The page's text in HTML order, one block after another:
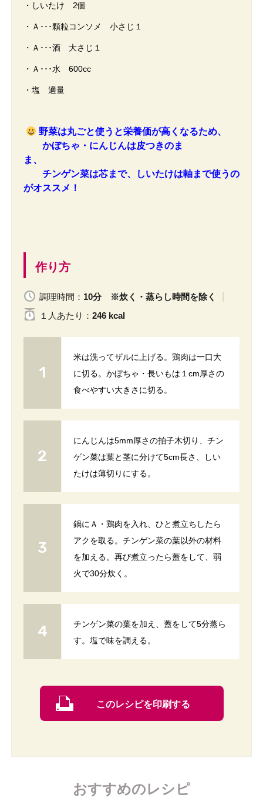
・しいたけ 2個
・Ａ･･･顆粒コンソメ 小さじ１
・Ａ･･･酒 大さじ１
・Ａ･･･水 600cc
・塩 適量
野菜は丸ごと使うと栄養価が高くなるため、
かぼちゃ・にんじんは皮つきのま
ま、
チンゲン菜は芯まで、しいたけは軸まで使うの
がオススメ！
作り方
調理時間： 10分 ※炊く・蒸らし時間を除く
１人 あたり ： 246 kcal
米は洗ってザルに上げる。鶏肉は一口大
に切る。かぼちゃ・長いもは１cm厚さの
食べやすい大きさに切る。
にんじんは5mm厚さの拍子木切り、チン
ゲン菜は葉と茎に分けて5cm長さ、しい
たけは薄切りにする。
鍋にＡ・鶏肉を入れ、ひと煮立ちしたら
アクを取る。チンゲン菜の葉以外の材料
を加える。再び煮立ったら蓋をして、弱
火で30分炊く。
チンゲン菜の葉を加え、蓋をして5分蒸ら
す。塩で味を調える。
このレシピを印刷する
おすすめのレシピ